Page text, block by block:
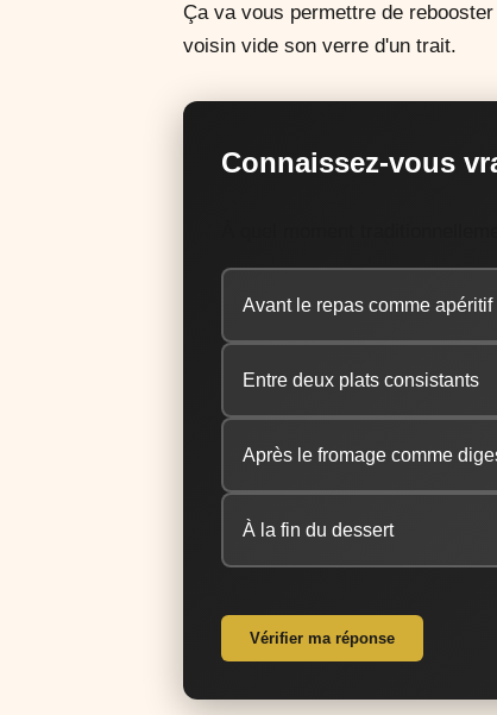
Ça va vous permettre de
voisin vide son verre d'un trait.
Connaissez-vous
Avant le repas comme apéritif
Entre deux plats consistants
Après le fromage comme
À la fin du dessert
Vérifier ma réponse